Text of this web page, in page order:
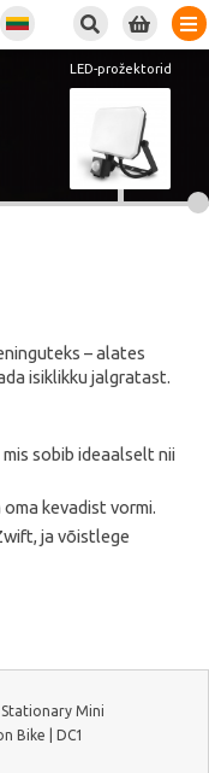
LED-prožektorid
– alates
isiklikku jalgratast.
sobib ideaalselt nii
kevadist vormi.
ja võistlege
Stationary Mini
Bike | DC1